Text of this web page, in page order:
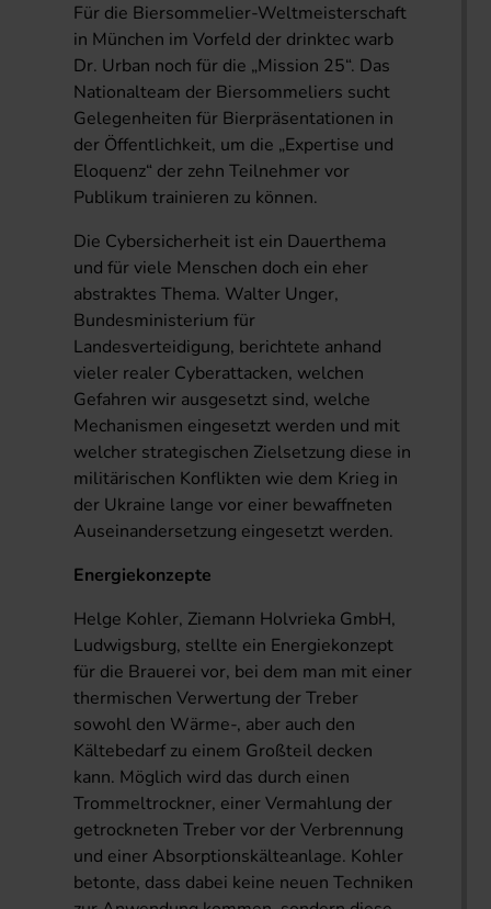
Für die Biersommelier-Weltmeisterschaft
in München im Vorfeld der drinktec warb
Dr. Urban noch für die „Mission 25“. Das
Nationalteam der Biersommeliers sucht
Gelegenheiten für Bierpräsentationen in
der Öffentlichkeit, um die „Expertise und
Eloquenz“ der zehn Teilnehmer vor
Publikum trainieren zu können.
Die Cybersicherheit ist ein Dauerthema
und für viele Menschen doch ein eher
abstraktes Thema. Walter Unger,
Bundesministerium für
Landesverteidigung, berichtete anhand
vieler realer Cyberattacken, welchen
Gefahren wir ausgesetzt sind, welche
Mechanismen eingesetzt werden und mit
welcher strategischen Zielsetzung diese in
militärischen Konflikten wie dem Krieg in
der Ukraine lange vor einer bewaffneten
Auseinandersetzung eingesetzt werden.
Energiekonzepte
Helge Kohler, Ziemann Holvrieka GmbH,
Ludwigsburg, stellte ein Energiekonzept
für die Brauerei vor, bei dem man mit einer
thermischen Verwertung der Treber
sowohl den Wärme-, aber auch den
Kältebedarf zu einem Großteil decken
kann. Möglich wird das durch einen
Trommeltrockner, einer Vermahlung der
getrockneten Treber vor der Verbrennung
und einer Absorptionskälteanlage. Kohler
betonte, dass dabei keine neuen Techniken